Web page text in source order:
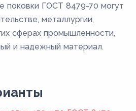
поковки ГОСТ 8479-70 могут
металлургии,
сферах промышленности,
и надежный материал.